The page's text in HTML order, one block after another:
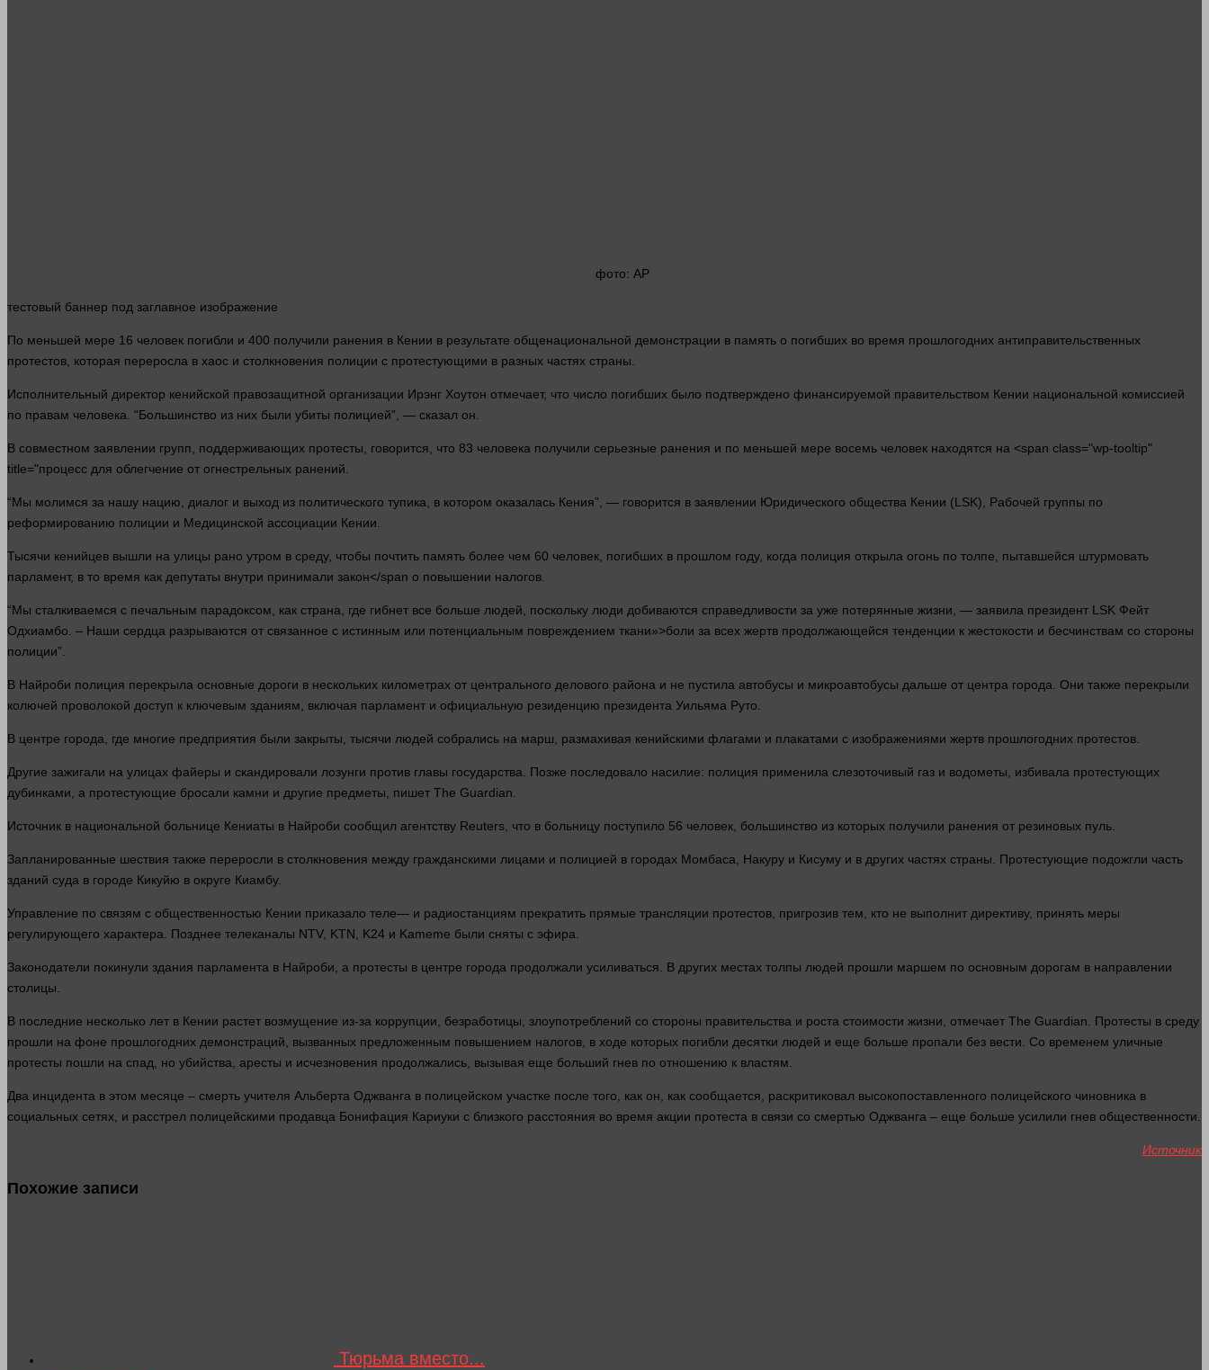
фото: AP
тестовый баннер под заглавное изображение
По меньшей мере 16 человек погибли и 400 получили ранения в Кении в результате общенациональной демонстрации в память о погибших во время прошлогодних антиправительственных
протестов, которая переросла в хаос и столкновения полиции с протестующими в разных частях страны
Исполнительный директор кенийской правозащитной организации Ирэнг Хоутон отмечает, что число погибших было подтверждено финансируемой правительством Кении национальной комиссией
по правам человека . “Большинство из них были убиты полицией”, — сказал он.
В совместном заявлении групп, поддерживающих протесты, говорится, что 83 человека получили серьезные ранения и по меньшей мере восемь человек находятся на <span class="wp-tooltip"
title="процесс для облегчение от огнестрельных ранений.
“Мы молимся за нашу нацию, диалог и выход из политического тупика, в котором оказалась Кения”, — говорится в заявлении Юридического общества Кении (LSK), Рабочей группы по
реформированию полиции и Медицинской ассоциации Кении.
Тысячи кенийцев вышли на улицы рано утром в среду, чтобы почтить память более чем 60 человек , погибших в прошлом году, когда полиция открыла огонь по толпе, пытавшейся штурмовать
парламент, в то время как депутаты внутри принимали закон</span о повышении налогов.
“Мы сталкиваемся с печальным парадоксом, как страна, где гибнет все больше людей , поскольку люди добиваются справедливости за уже потерянные жизни , — заявила президент LSK Фейт
Одхиамбо. – Наши сердца разрываются от связанное с истинным или потенциальным повреждением ткани»>боли за всех жертв продолжающейся тенденции к жестокости и бесчинствам со стороны
полиции”.
В Найроби полиция перекрыла основные дороги в нескольких километрах от центрального делового района и не пустила автобусы и микроавтобусы дальше от центра города. Они также перекрыли
колючей проволокой доступ к ключевым зданиям, включая парламент и официальную резиденцию президента Уильяма Руто.
В центре города, где многие предприятия были закрыты, тысячи людей собрались на марш, размахивая кенийскими флагами и плакатами с изображениями жертв прошлогодних протестов.
Другие зажигали на улицах файеры и скандировали лозунги против главы государства. Позже последовало насилие: полиция применила слезоточивый газ и водометы, избивала протестующих
дубинками, а протестующие бросали камни и другие предметы, пишет The Guardian.
Источник в национальной больнице Кениаты в Найроби сообщил агентству Reuters, что в больницу поступило 56 человек , большинство из которых получили ранения от резиновых пуль.
Запланированные шествия также переросли в столкновения между гражданскими лицами и полицией в городах Момбаса, Накуру и Кисуму и в других частях страны . Протестующие подожгли часть
зданий суда в городе Кикуйю в округе Киамбу.
Управление по связям с общественностью Кении приказало теле— и радиостанциям прекратить прямые трансляции протестов, пригрозив тем, кто не выполнит директиву, принять меры
регулирующего характера. Позднее телеканалы NTV, KTN, K24 и Kameme были сняты с эфира.
Законодатели покинули здания парламента в Найроби, а протесты в центре города продолжали усиливаться. В других местах толпы людей прошли маршем по основным дорогам в направлении
столицы.
В последние несколько лет в Кении растет возмущение из-за коррупции, безработицы, злоупотреблений со стороны правительства и роста стоимости жизни , отмечает The Guardian. Протесты в среду
прошли на фоне прошлогодних демонстраций, вызванных предложенным повышением налогов, в ходе которых погибли десятки людей и еще больше пропали без вести. Со временем уличные
протесты пошли на спад, но убийства , аресты и исчезновения продолжались, вызывая еще больший гнев по отношению к властям.
Два инцидента в этом месяце – смерть учителя Альберта Оджванга в полицейском участке после того, как он, как сообщается, раскритиковал высокопоставленного полицейского чиновника в
социальных сетях, и расстрел полицейскими продавца Бонифация Кариуки с близкого расстояния во время акции протеста в связи со смертью Оджванга – еще больше усилили гнев общественности.
Источник
Похожие записи
Тюрьма вместо...